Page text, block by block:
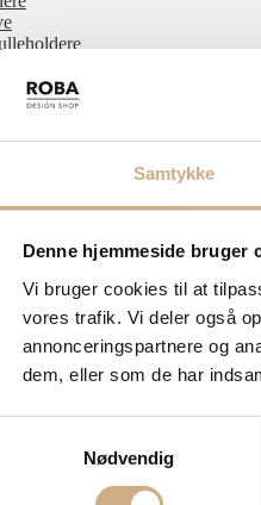
Samtykke
Denne hjemmeside bruger
Vi bruger cookies til at
vores trafik. Vi deler også
annonceringspartnere og
dem, eller som de har
Nødvendig
borddækning
og -krus